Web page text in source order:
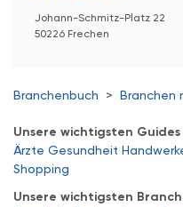
Johann-Schmitz-Platz 22
50226 Frechen
Branchenbuch > Branchen
Unsere wichtigsten Guides
Ärzte Gesundheit
Shopping
Unsere wichtigsten